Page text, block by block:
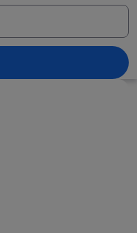
temppeli, jossa on